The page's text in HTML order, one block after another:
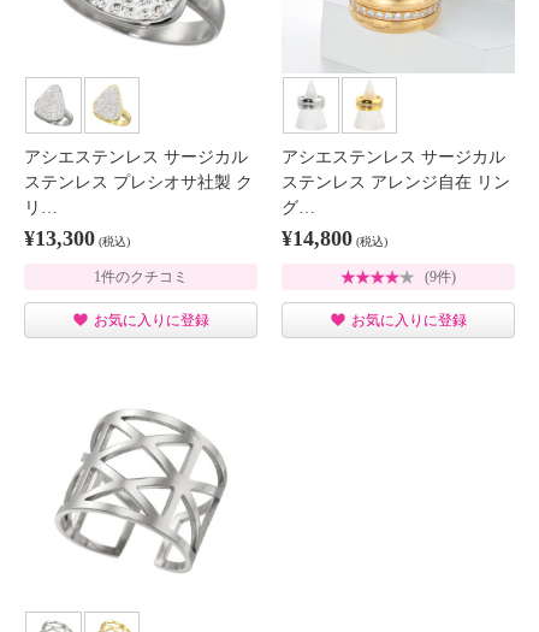
アシエステンレス サージカル
ステンレス プレシオサ社製 ク
リ…
¥13,300 (税込)
1件のクチコミ
お気に入りに登録
アシエステンレス サージカル
ステンレス アレンジ自在 リン
グ…
¥14,800 (税込)
(9件)
お気に入りに登録